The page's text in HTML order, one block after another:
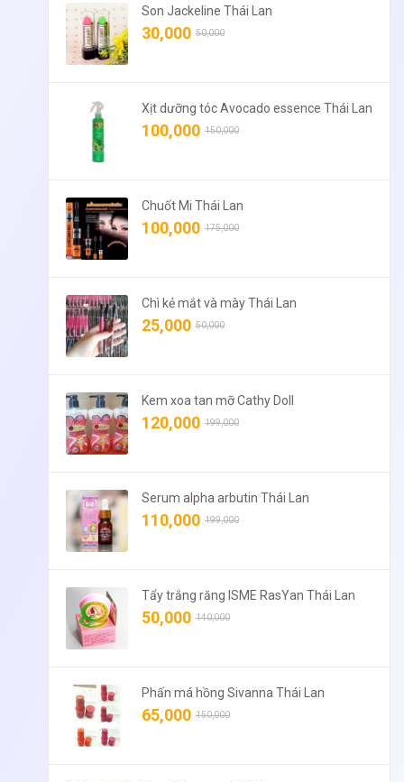
Son Jackeline Thái Lan
30,000 50,000
Xịt dưỡng tóc Avocado essence Thái Lan
100,000 150,000
Chuốt Mi Thái Lan
100,000 175,000
Chì kẻ mắt và mày Thái Lan
25,000 50,000
Kem xoa tan mỡ Cathy Doll
120,000 199,000
Serum alpha arbutin Thái Lan
110,000 199,000
Tẩy trắng răng ISME RasYan Thái Lan
50,000 140,000
Phấn má hồng Sivanna Thái Lan
65,000 150,000